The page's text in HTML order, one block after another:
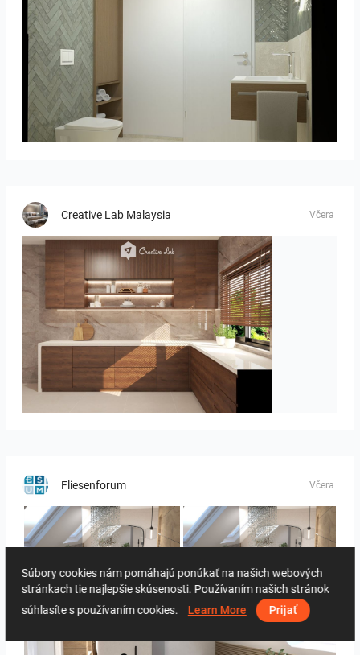
Bild_02
Creative Lab Malaysia Včera
Fliesenforum Včera
Bild_3 Bild_3
Súbory cookies nám pomáhajú ponúkať na našich webových
stránkach tie najlepšie skúsenosti. Používaním našich stránok
súhlasíte s používaním cookies. Learn More Prijať